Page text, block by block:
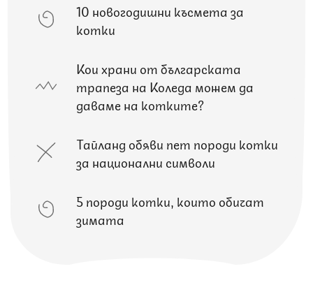
10 новогодишни късмета за
котки
Кои храни от българската
трапеза на Коледа можем да
даваме на котките?
Тайланд обяви пет породи котки
за национални символи
5 породи котки, които обичат
зимата